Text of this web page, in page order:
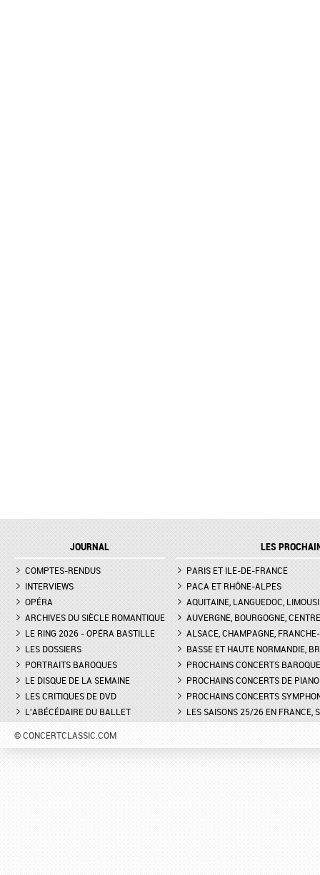
JOURNAL
COMPTES-RENDUS
INTERVIEWS
OPÉRA
ARCHIVES DU SIÈCLE ROMANTIQUE
LE RING 2026 - OPÉRA BASTILLE
LES DOSSIERS
PORTRAITS BAROQUES
LE DISQUE DE LA SEMAINE
LES CRITIQUES DE DVD
L'ABÉCÉDAIRE DU BALLET
LES
PARIS ET ILE-DE-FRANCE
PACA ET RHÔNE-ALPES
AQUITAINE, LANGUEDOC,
AUVERGNE, BOURGOGNE, CENTRE
ALSACE, CHAMPAGNE,
BASSE ET HAUTE NORMANDIE,
PROCHAINS CONCERTS
PROCHAINS CONCERTS DE PIANO
PROCHAINS CONCERTS
LES SAISONS 25/26 EN FRANCE,
© CONCERTCLASSIC.COM